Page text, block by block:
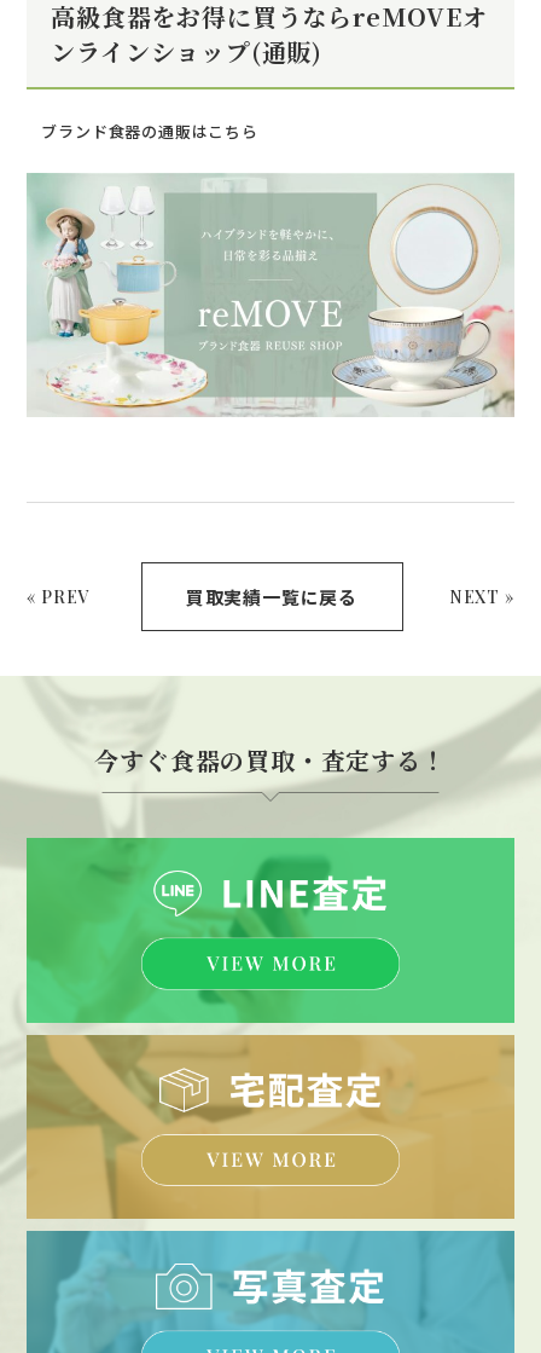
高級食器をお得に買うならreMOVEオ
ンラインショップ(通販)
ブランド食器の通販はこちら
« PREV 買取実績一覧に戻る NEXT »
今すぐ食器の買取・査定する！